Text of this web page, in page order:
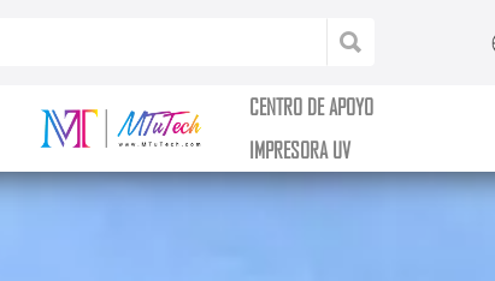
CENTRO DE APOYO
IMPRESORA UV